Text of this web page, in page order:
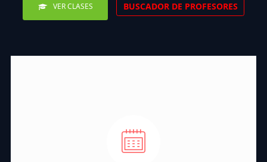
VER CLASES BUSCADOR DE PROFESORES